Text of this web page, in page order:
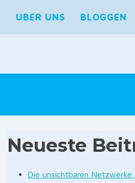
UBER UNS BLOGGEN
Neueste
Die unsichtbaren